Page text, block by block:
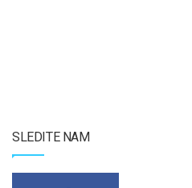
SLEDITE NAM